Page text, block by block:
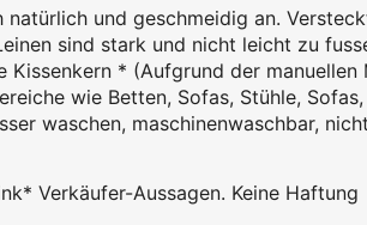
natürlich und geschmeidig an.
sind stark und nicht leicht zu
* (Aufgrund der
wie Betten, Sofas, Stühle,
waschen, maschinenwaschbar,
Verkäufer-Aussagen. Keine Haftung